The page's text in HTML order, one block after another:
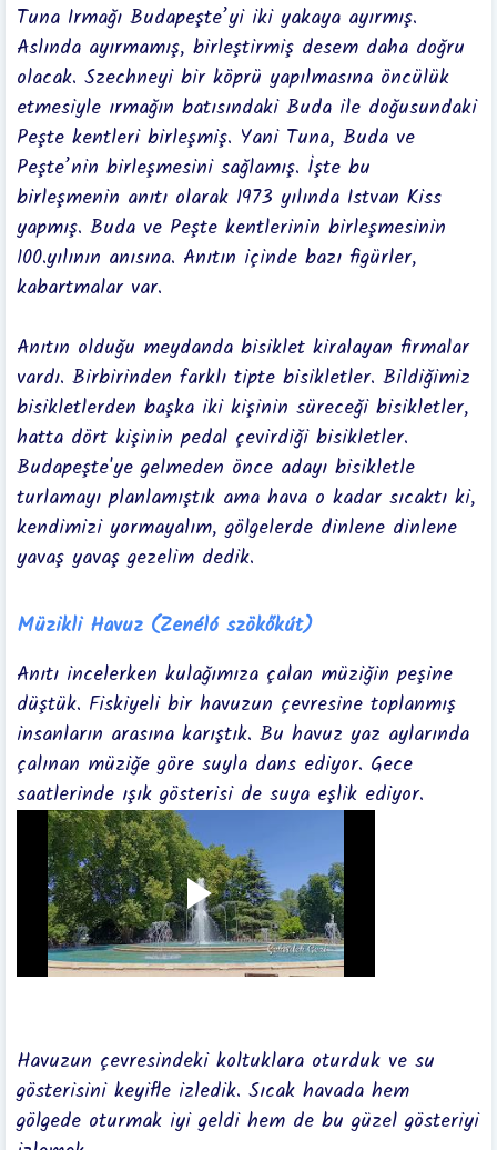
Tuna Irmağı Budapeşte’yi iki yakaya ayırmış.
Aslında ayırmamış, birleştirmiş desem daha doğru
olacak. Szechneyi bir köprü yapılmasına öncülük
etmesiyle ırmağın batısındaki Buda ile doğusundaki
Peşte kentleri birleşmiş. Yani Tuna, Buda ve
Peşte’nin birleşmesini sağlamış. İşte bu
birleşmenin anıtı olarak 1973 yılında Istvan Kiss
yapmış. Buda ve Peşte kentlerinin birleşmesinin
100.yılının anısına. Anıtın içinde bazı figürler,
kabartmalar var.
Anıtın olduğu meydanda bisiklet kiralayan firmalar
vardı. Birbirinden farklı tipte bisikletler. Bildiğimiz
bisikletlerden başka iki kişinin süreceği bisikletler,
hatta dört kişinin pedal çevirdiği bisikletler.
Budapeşte'ye gelmeden önce adayı bisikletle
turlamayı planlamıştık ama hava o kadar sıcaktı ki,
kendimizi yormayalım, gölgelerde dinlene dinlene
yavaş yavaş gezelim dedik.
Müzikli Havuz (Zenéló szökőkút)
Anıtı incelerken kulağımıza çalan müziğin peşine
düştük. Fiskiyeli bir havuzun çevresine toplanmış
insanların arasına karıştık. Bu havuz yaz aylarında
çalınan müziğe göre suyla dans ediyor. Gece
saatlerinde ışık gösterisi de suya eşlik ediyor.
Havuzun çevresindeki koltuklara oturduk ve su
gösterisini keyifle izledik. Sıcak havada hem
gölgede oturmak iyi geldi hem de bu güzel gösteriyi